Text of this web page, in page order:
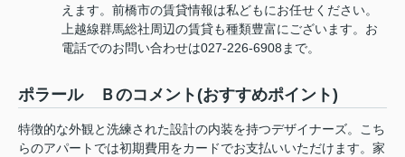
えます。前橋市の賃貸情報は私どもにお任せください。
上越線群馬総社周辺の賃貸も種類豊富にございます。お
電話でのお問い合わせは027-226-6908まで。
ポラール Ｂのコメント(おすすめポイント)
特徴的な外観と洗練された設計の内装を持つデザイナーズ。こち
らのアパートでは初期費用をカードでお支払いいただけます。家